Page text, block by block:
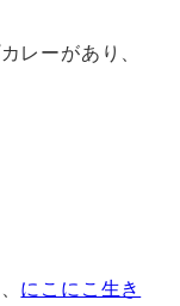
レーがあり、
にこにこ生き